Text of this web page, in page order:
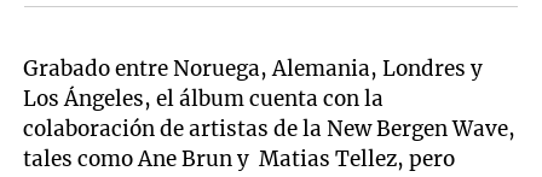
Grabado entre Noruega, Alemania, Londres y
Los Ángeles, el álbum cuenta con la
colaboración de artistas de la New Bergen Wave,
tales como Ane Brun y Matias Tellez, pero